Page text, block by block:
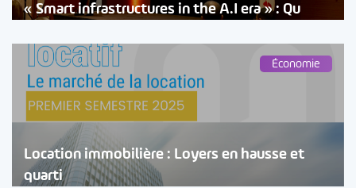
« Smart infrastructures in the A.I era » : Qu
Économie
Location immobilière : Loyers en hausse et
quarti